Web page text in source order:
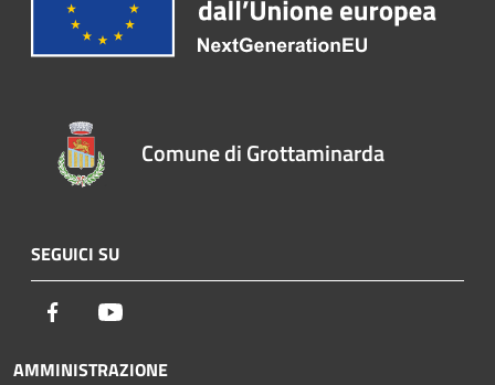
Comune di Grottaminarda
SEGUICI SU
Facebook
AMMINISTRAZIONE